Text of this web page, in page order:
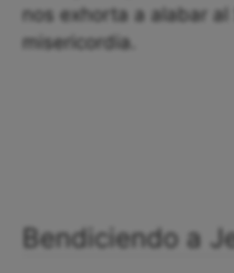
nos exhorta a alabar
misericordia.
Bendiciendo a